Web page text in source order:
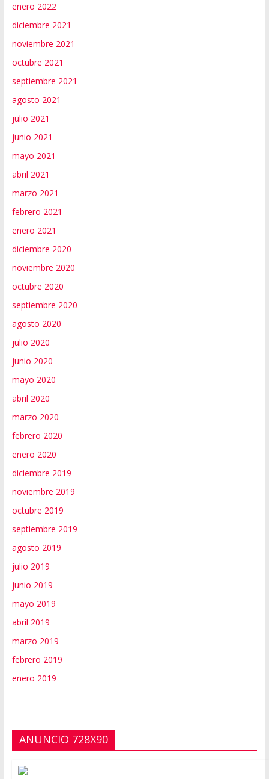
enero 2022
diciembre 2021
noviembre 2021
octubre 2021
septiembre 2021
agosto 2021
julio 2021
junio 2021
mayo 2021
abril 2021
marzo 2021
febrero 2021
enero 2021
diciembre 2020
noviembre 2020
octubre 2020
septiembre 2020
agosto 2020
julio 2020
junio 2020
mayo 2020
abril 2020
marzo 2020
febrero 2020
enero 2020
diciembre 2019
noviembre 2019
octubre 2019
septiembre 2019
agosto 2019
julio 2019
junio 2019
mayo 2019
abril 2019
marzo 2019
febrero 2019
enero 2019
ANUNCIO 728X90